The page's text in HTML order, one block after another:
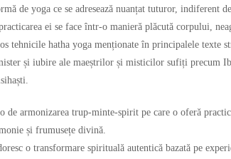
de yoga ce se adresează nuanțat tuturor, indiferent
ei se face într-o manieră plăcută corpului,
tehnicile hatha yoga menționate în principalele texte
și iubire ale maeștrilor și misticilor sufiți precum
de armonizarea trup-minte-spirit pe care o oferă
și frumusețe divină.
o transformare spirituală autentică bazată pe